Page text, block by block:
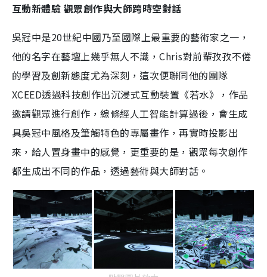
互動新體驗 觀眾創作與大師跨時空對話
吳冠中是20世紀中國乃至國際上最重要的藝術家之一，
他的名字在藝壇上幾乎無人不識，Chris對前輩孜孜不倦
的學習及創新態度尤為深刻，這次便聯同他的團隊
XCEED透過科技創作出沉浸式互動裝置《若水》，作品
邀請觀眾進行創作，線條經人工智能計算過後，會生成
具吳冠中風格及筆觸特色的專屬畫作，再實時投影出
來，給人置身畫中的感覺，更重要的是，觀眾每次創作
都生成出不同的作品，透過藝術與大師對話。